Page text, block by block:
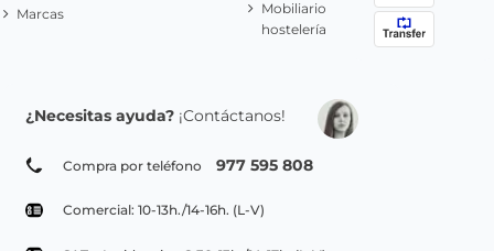
Marcas
Mobiliario
hostelería
¿Necesitas ayuda? ¡Contáctanos!
Compra por teléfono 977 595 808
Comercial: 10-13h./14-16h. (L-V)